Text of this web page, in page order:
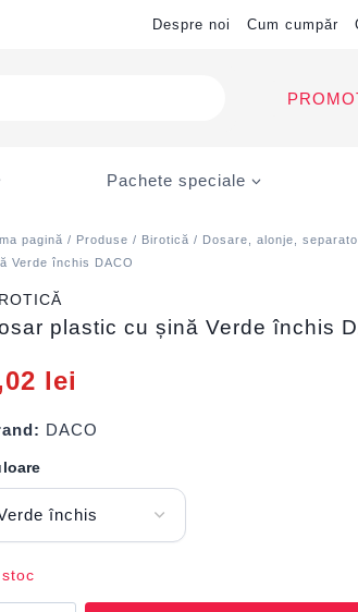
Despre noi Cum cumpăr
Pachete speciale
pagină / Produse / Birotică / Dosare, alonje,
Verde închis DACO
plastic cu șină Verde închis
lei
DACO
stoc